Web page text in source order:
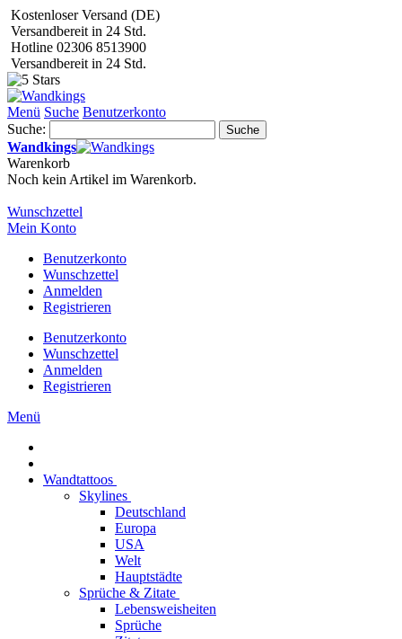
Kostenloser Versand (DE)
Versandbereit in 24 Std.
Hotline 02306 8513900
Versandbereit in 24 Std.
Menü Suche Benutzerkonto
Suche:
Suche
Wandkings
Warenkorb
Noch kein Artikel im Warenkorb.
Wunschzettel
Mein Konto
Benutzerkonto
Wunschzettel
Anmelden
Registrieren
Benutzerkonto
Wunschzettel
Anmelden
Registrieren
Menü
Wandtattoos
Skylines
Deutschland
Europa
USA
Welt
Hauptstädte
Sprüche & Zitate
Lebensweisheiten
Sprüche